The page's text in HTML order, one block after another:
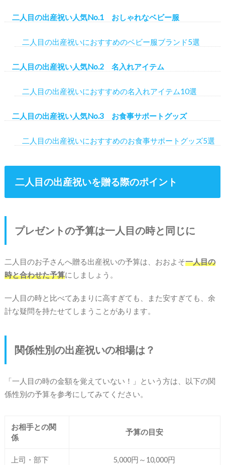
二人目の出産祝い人気No.1 おしゃれなベビー服
二人目の出産祝いにおすすめのベビー服ブランド5選
二人目の出産祝い人気No.2 名入れアイテム
二人目の出産祝いにおすすめの名入れアイテム10選
二人目の出産祝い人気No.3 お食事サポートグッズ
二人目の出産祝いにおすすめのお食事サポートグッズ5選
二人目の出産祝いを贈る際のポイント
プレゼントの予算は一人目の時と同じに
二人目のお子さんへ贈る出産祝いの予算は、おおよそ一人目の
時と合わせた予算にしましょう。
一人目の時と比べてあまりに高すぎても、また安すぎても、余
計な疑問を持たせてしまうことがあります。
関係性別の出産祝いの相場は？
「一人目の時の金額を覚えていない！」という方は、以下の関
係性別の予算を参考にしてみてください。
お相手との関
係
予算の目安
上司・部下 5,000円～10,000円